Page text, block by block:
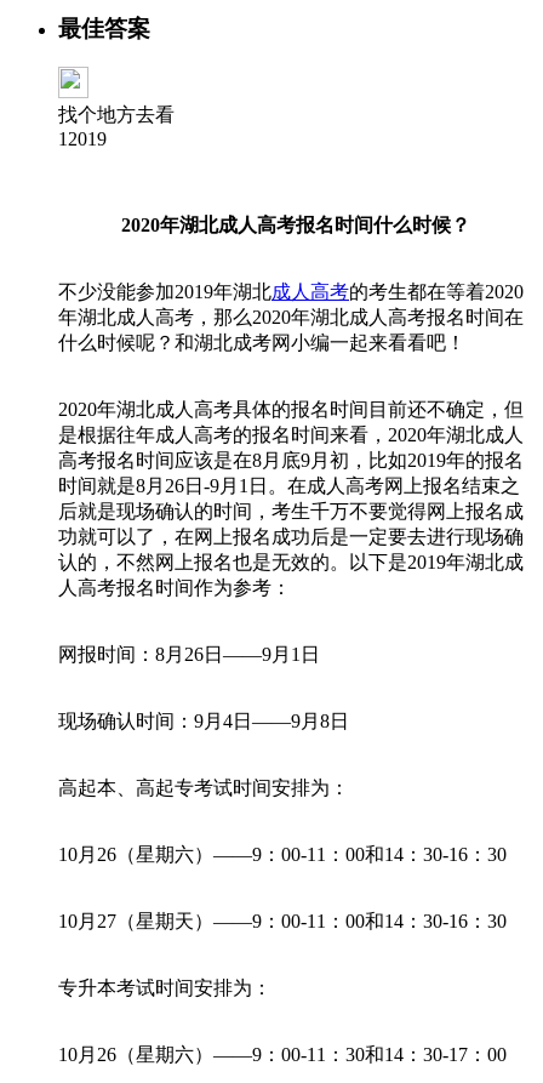
最佳答案
找个地方去看
12019
2020年湖北成人高考报名时间什么时候？
不少没能参加2019年湖北成人高考的考生都在等着2020
年湖北成人高考，那么2020年湖北成人高考报名时间在
什么时候呢？和湖北成考网小编一起来看看吧！
2020年湖北成人高考具体的报名时间目前还不确定，但
是根据往年成人高考的报名时间来看，2020年湖北成人
高考报名时间应该是在8月底9月初，比如2019年的报名
时间就是8月26日-9月1日。在成人高考网上报名结束之
后就是现场确认的时间，考生千万不要觉得网上报名成
功就可以了，在网上报名成功后是一定要去进行现场确
认的，不然网上报名也是无效的。以下是2019年湖北成
人高考报名时间作为参考：
网报时间：8月26日——9月1日
现场确认时间：9月4日——9月8日
高起本、高起专考试时间安排为：
10月26（星期六）——9：00-11：00和14：30-16：30
10月27（星期天）——9：00-11：00和14：30-16：30
专升本考试时间安排为：
10月26（星期六）——9：00-11：30和14：30-17：00